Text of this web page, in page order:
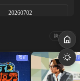
20260702
20260705
20260707
换一换
蓝光 蓝